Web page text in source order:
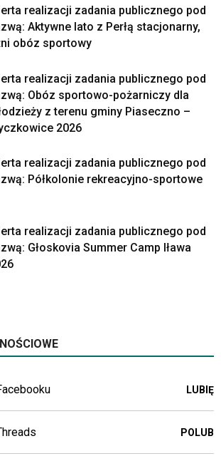
realizacji zadania publicznego pod
Aktywne lato z Perłą stacjonarny,
obóz sportowy
realizacji zadania publicznego pod
Obóz sportowo-pożarniczy dla
z terenu gminy Piaseczno –
2026
realizacji zadania publicznego pod
Półkolonie rekreacyjno-sportowe
realizacji zadania publicznego pod
Głoskovia Summer Camp Iława
LUBIĘ
POLUB